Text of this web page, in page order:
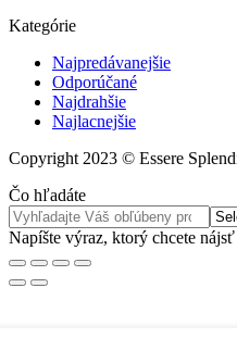
Kategórie
Najpredávanejšie
Odporúčané
Najdrahšie
Najlacnejšie
Copyright 2023 © Essere
Čo hľadáte
Napíšte výraz, ktorý chcete